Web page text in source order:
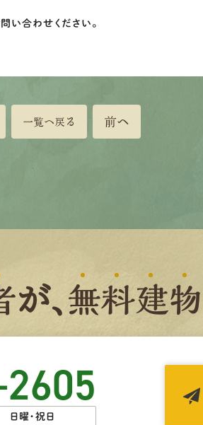
い合わせください。
一覧へ戻る 前へ
が、 無料建物
日曜・祝日